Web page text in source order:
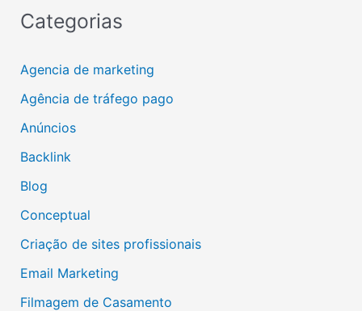
Categorias
Agencia de marketing
Agência de tráfego pago
Anúncios
Backlink
Blog
Conceptual
Criação de sites profissionais
Email Marketing
Filmagem de Casamento